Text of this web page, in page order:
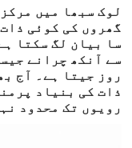
لوک سبھا میں
گھروں کی کوئی
سا بیان لگ سکتا
سے آنکھ چرانے
روز جیتا ہے۔ آج
ذات کی بنیاد
رویوں تک محدود